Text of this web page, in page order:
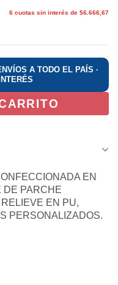
6 cuotas sin interés de $6.666,67
EN
DE PARCHE
EN PU,
PERSONALIZADOS.